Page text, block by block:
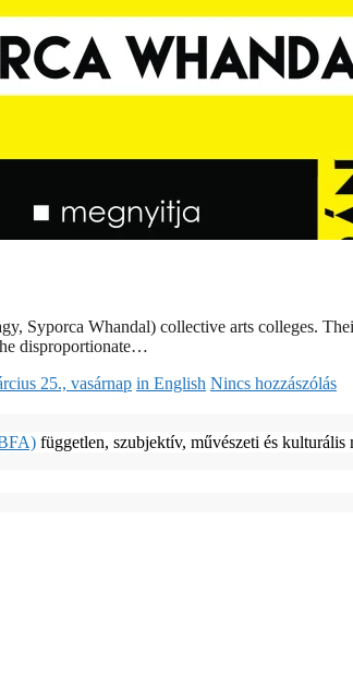
Syporca Whandal) collective arts colleges.
disproportionate…
25., vasárnap in English Nincs hozzászólás
független, szubjektív, művészeti és